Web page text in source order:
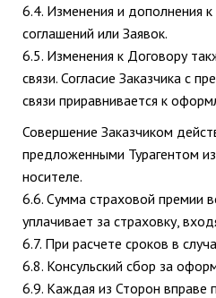
6.4. Изменения и дополнения
соглашений или Заявок.
6.5. Изменения к Договору
связи. Согласие Заказчика с
связи приравнивается к
Совершение Заказчиком
предложенными Турагентом
носителе.
6.6. Сумма страховой премии
уплачивает за страховку,
6.7. При расчете сроков в
6.8. Консульский сбор за
6.9. Каждая из Сторон вправе